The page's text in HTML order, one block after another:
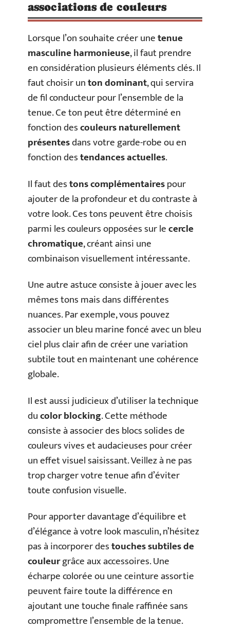
associations de couleurs
Lorsque l’on souhaite créer unetenue
masculine harmonieuse, il faut prendre
en considération plusieurs éléments clés. Il
faut choisir unton dominant, qui servira
de fil conducteur pour l’ensemble de la
tenue. Ce ton peut être déterminé en
fonction descouleurs naturellement
présentesdans votre garde-robe ou en
fonction destendances actuelles.
Il faut destons complémentairespour
ajouter de la profondeur et du contraste à
votre look. Ces tons peuvent être choisis
parmi les couleurs opposées sur lecercle
chromatique, créant ainsi une
combinaison visuellement intéressante.
Une autre astuce consiste à jouer avec les
mêmes tons mais dans différentes
nuances. Par exemple, vous pouvez
associer un bleu marine foncé avec un bleu
ciel plus clair afin de créer une variation
subtile tout en maintenant une cohérence
globale.
Il est aussi judicieux d’utiliser la technique
ducolor blocking. Cette méthode
consiste à associer des blocs solides de
couleurs vives et audacieuses pour créer
un effet visuel saisissant. Veillez à ne pas
trop charger votre tenue afin d’éviter
toute confusion visuelle.
Pour apporter davantage d’équilibre et
d’élégance à votre look masculin, n’hésitez
pas à incorporer destouches subtiles de
couleurgrâce aux accessoires. Une
écharpe colorée ou une ceinture assortie
peuvent faire toute la différence en
ajoutant une touche finale raffinée sans
compromettre l’ensemble de la tenue.